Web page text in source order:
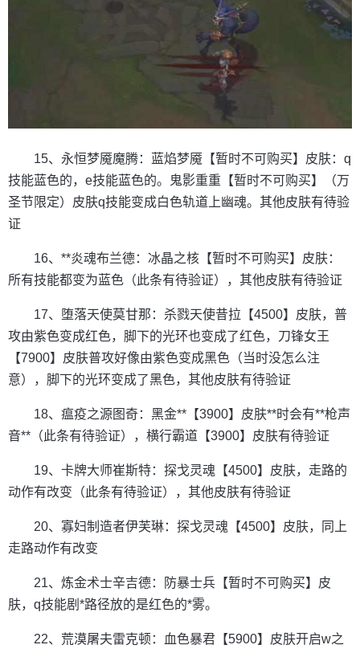
15、永恒梦魇魔腾：蓝焰梦魇【暂时不可购买】皮肤：q
技能蓝色的，e技能蓝色的。鬼影重重【暂时不可购买】（万
圣节限定）皮肤q技能变成白色轨道上幽魂。其他皮肤有待验
证
16、**炎魂布兰德：冰晶之核【暂时不可购买】皮肤：
所有技能都变为蓝色（此条有待验证），其他皮肤有待验证
17、堕落天使莫甘那：杀戮天使昔拉【4500】皮肤，普
攻由紫色变成红色，脚下的光环也变成了红色，刀锋女王
【7900】皮肤普攻好像由紫色变成黑色（当时没怎么注
意），脚下的光环变成了黑色，其他皮肤有待验证
18、瘟疫之源图奇：黑金**【3900】皮肤**时会有**枪声
音**（此条有待验证），横行霸道【3900】皮肤有待验证
19、卡牌大师崔斯特：探戈灵魂【4500】皮肤，走路的
动作有改变（此条有待验证），其他皮肤有待验证
20、寡妇制造者伊芙琳：探戈灵魂【4500】皮肤，同上
走路动作有改变
21、炼金术士辛吉德：防暴士兵【暂时不可购买】皮
肤，q技能剧*路径放的是红色的*雾。
22、荒漠屠夫雷克顿：血色暴君【5900】皮肤开启w之